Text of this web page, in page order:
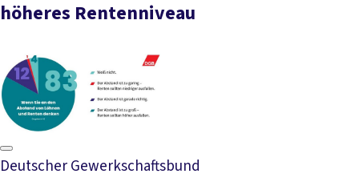
höheres Rentenniveau
Deutscher Gewerkschaftsbund